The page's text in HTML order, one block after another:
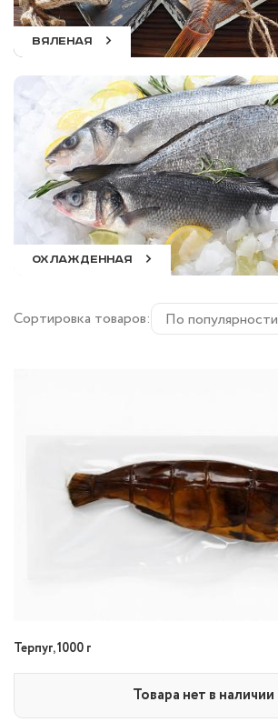
ВЯЛЕНАЯ
ОХЛАЖДЕННАЯ
Сортировка товаров: По популярности
Терпуг, 1000 г
Товара нет в наличии